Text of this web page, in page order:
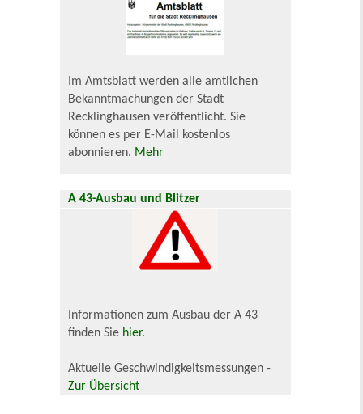
Im Amtsblatt werden alle amtlichen
Bekanntmachungen der Stadt
Recklinghausen veröffentlicht. Sie
können es per E-Mail kostenlos
abonnieren. Mehr
A 43-Ausbau und Blitzer
Informationen zum Ausbau der A 43
finden Sie hier.
Aktuelle Geschwindigkeitsmessungen -
Zur Übersicht